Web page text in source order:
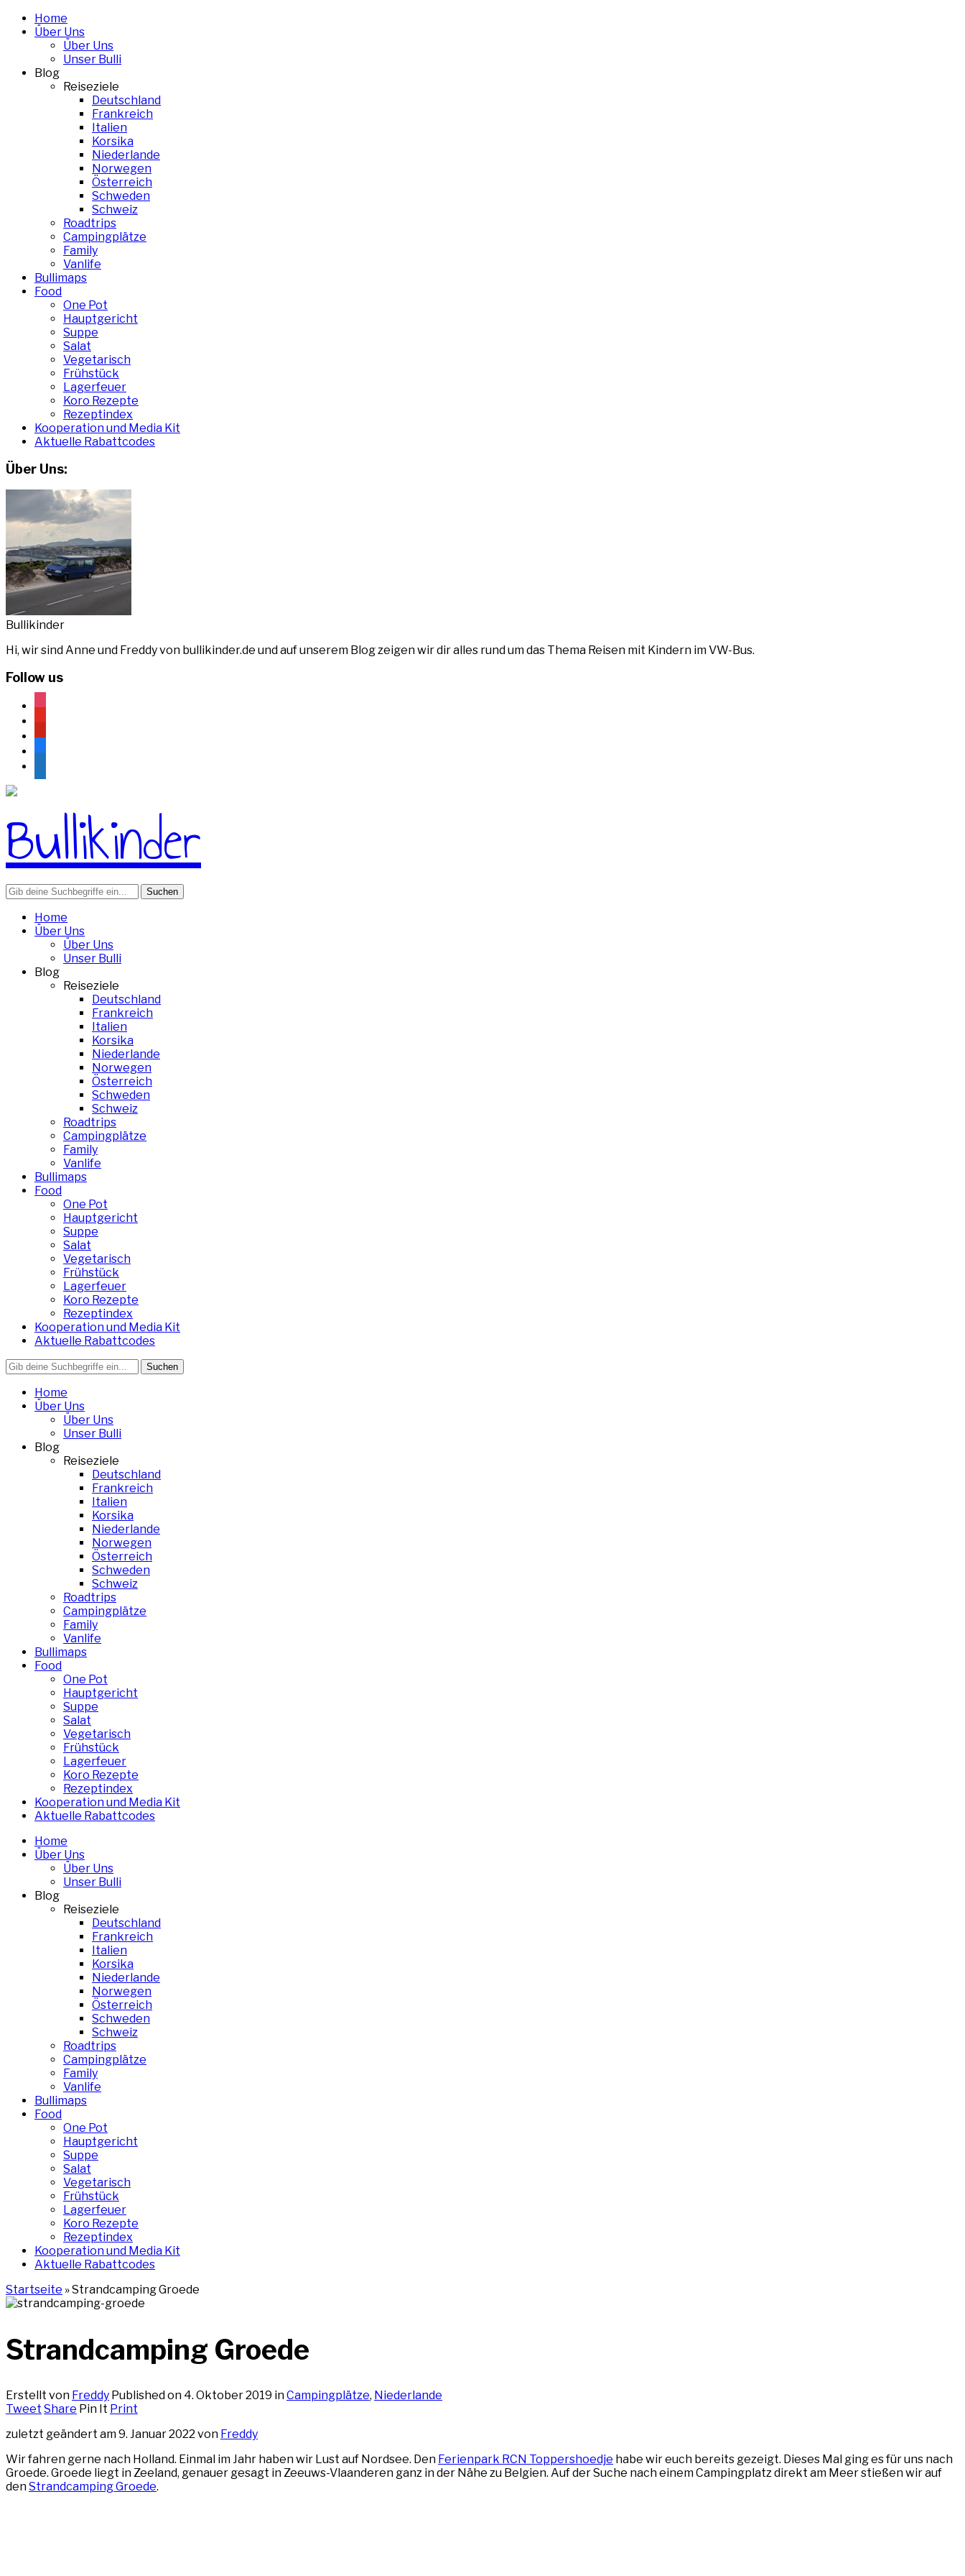
Skip
Home
Über Uns
Über Uns
Unser Bulli
Blog
Reiseziele
Deutschland
Frankreich
Italien
Korsika
Niederlande
Norwegen
Österreich
Schweden
Schweiz
Roadtrips
Campingplätze
Family
Vanlife
Bullimaps
Food
One Pot
Hauptgericht
Suppe
Salat
Vegetarisch
Frühstück
Lagerfeuer
Koro Rezepte
Rezeptindex
Kooperation und Media Kit
Aktuelle Rabattcodes
Über Uns:
Bullikinder
Hi, wir sind Anne und Freddy von bullikinder.de und auf unserem Blog zeigen wir dir alles rund um das Thema Reisen mit Kindern im VW-Bus.
Follow us
instagram
pinterest
facebook
Search
for:
Home
Über Uns
Über Uns
Unser Bulli
Blog
Reiseziele
Deutschland
Frankreich
Italien
Korsika
Niederlande
Norwegen
Österreich
Schweden
Schweiz
Roadtrips
Campingplätze
Family
Vanlife
Bullimaps
Food
One Pot
Hauptgericht
Suppe
Salat
Vegetarisch
Frühstück
Lagerfeuer
Koro Rezepte
Rezeptindex
Kooperation und Media Kit
Aktuelle Rabattcodes
Search
for:
Home
Über Uns
Über Uns
Unser Bulli
Blog
Reiseziele
Deutschland
Frankreich
Italien
Korsika
Niederlande
Norwegen
Österreich
Schweden
Schweiz
Roadtrips
Campingplätze
Family
Vanlife
Bullimaps
Food
One Pot
Hauptgericht
Suppe
Salat
Vegetarisch
Frühstück
Lagerfeuer
Koro Rezepte
Rezeptindex
Kooperation und Media Kit
Aktuelle Rabattcodes
Home
Über Uns
Über Uns
Unser Bulli
Blog
Reiseziele
Deutschland
Frankreich
Italien
Korsika
Niederlande
Norwegen
Österreich
Schweden
Schweiz
Roadtrips
Campingplätze
Family
Vanlife
Bullimaps
Food
One Pot
Hauptgericht
Suppe
Salat
Vegetarisch
Frühstück
Lagerfeuer
Koro Rezepte
Rezeptindex
Kooperation und Media Kit
Aktuelle Rabattcodes
Startseite »Strandcamping Groede
Strandcamping Groede
Erstellt von Freddy Published on 4. Oktober 2019 inCampingplätze, Niederlande
Tweet Share Pin It Print
zuletzt geändert am 9. Januar 2022 von Freddy
Wir fahren gerne nach Holland. Einmal im Jahr haben wir Lust auf Nordsee. Den Ferienpark RCN Toppershoedje habe wir euch bereits gezeigt. Dieses Mal ging es für uns nach
Groede. Groede liegt in Zeeland, genauer gesagt in Zeeuws-Vlaanderen ganz in der Nähe zu Belgien. Auf der Suche nach einem Campingplatz direkt am Meer stießen wir auf
denStrandcamping Groede.